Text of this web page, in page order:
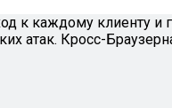
каждому клиенту и
атак. Кросс-